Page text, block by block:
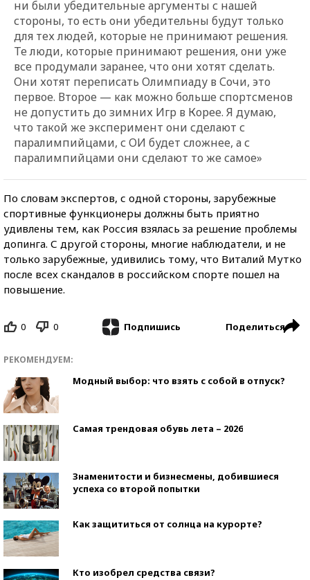
ни были убедительные аргументы с нашей
стороны, то есть они убедительны будут только
для тех людей, которые не принимают решения.
Те люди, которые принимают решения, они уже
все продумали заранее, что они хотят сделать.
Они хотят переписать Олимпиаду в Сочи, это
первое. Второе — как можно больше спортсменов
не допустить до зимних Игр в Корее. Я думаю,
что такой же эксперимент они сделают с
паралимпийцами, с ОИ будет сложнее, а с
паралимпийцами они сделают то же самое»
По словам экспертов, с одной стороны, зарубежные
спортивные функционеры должны быть приятно
удивлены тем, как Россия взялась за решение проблемы
допинга. С другой стороны, многие наблюдатели, и не
только зарубежные, удивились тому, что Виталий Мутко
после всех скандалов в российском спорте пошел на
повышение.
0 0 Подпишись Поделиться
РЕКОМЕНДУЕМ:
Модный выбор: что взять с собой в отпуск?
Самая трендовая обувь лета – 2026
Знаменитости и бизнесмены, добившиеся
успеха со второй попытки
Как защититься от солнца на курорте?
Кто изобрел средства связи?